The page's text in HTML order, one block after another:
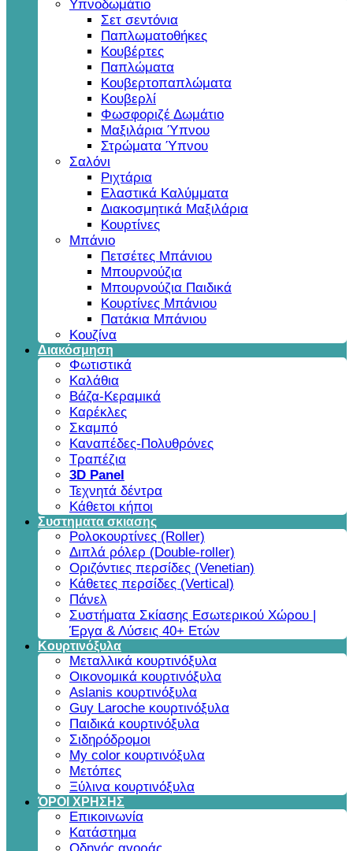
Υπνοδωμάτιο
Σετ σεντόνια
Παπλωματοθήκες
Κουβέρτες
Παπλώματα
Κουβερτοπαπλώματα
Κουβερλί
Φωσφοριζέ Δωμάτιο
Μαξιλάρια Ύπνου
Στρώματα Ύπνου
Σαλόνι
Ριχτάρια
Ελαστικά Καλύμματα
Διακοσμητικά Μαξιλάρια
Κουρτίνες
Μπάνιο
Πετσέτες Μπάνιου
Μπουρνούζια
Μπουρνούζια Παιδικά
Κουρτίνες Μπάνιου
Πατάκια Μπάνιου
Κουζίνα
Διακόσμηση
Φωτιστικά
Καλάθια
Βάζα-Κεραμικά
Καρέκλες
Σκαμπό
Καναπέδες-Πολυθρόνες
Τραπέζια
3D Panel
Τεχνητά δέντρα
Κάθετοι κήποι
Συστηματα σκιασης
Ρολοκουρτίνες (Roller)
Διπλά ρόλερ (Double-roller)
Οριζόντιες περσίδες (Venetian)
Κάθετες περσίδες (Vertical)
Πάνελ
Συστήματα Σκίασης Εσωτερικού Χώρου |
Έργα & Λύσεις 40+ Ετών
Κουρτινόξυλα
Μεταλλικά κουρτινόξυλα
Οικονομικά κουρτινόξυλα
Aslanis κουρτινόξυλα
Guy Laroche κουρτινόξυλα
Παιδικά κουρτινόξυλα
Σιδηρόδρομοι
My color κουρτινόξυλα
Μετόπες
Ξύλινα κουρτινόξυλα
ΌΡΟΙ ΧΡΗΣΗΣ
Επικοινωνία
Κατάστημα